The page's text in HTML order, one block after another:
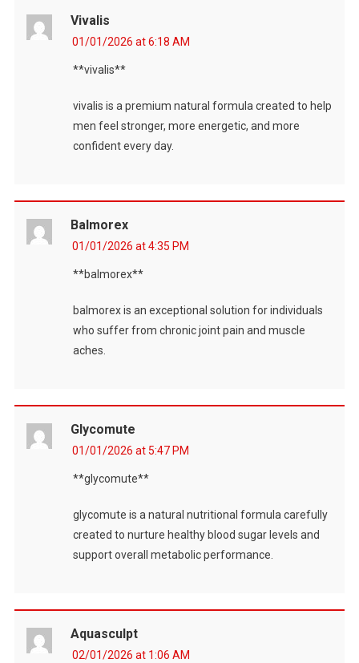
Vivalis
01/01/2026 at 6:18 AM
**vivalis**
vivalis is a premium natural formula created to help
men feel stronger, more energetic, and more
confident every day.
Balmorex
01/01/2026 at 4:35 PM
**balmorex**
balmorex is an exceptional solution for individuals
who suffer from chronic joint pain and muscle
aches.
Glycomute
01/01/2026 at 5:47 PM
**glycomute**
glycomute is a natural nutritional formula carefully
created to nurture healthy blood sugar levels and
support overall metabolic performance.
Aquasculpt
02/01/2026 at 1:06 AM